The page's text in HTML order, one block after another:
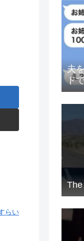
らい
夫
ド
な
伝